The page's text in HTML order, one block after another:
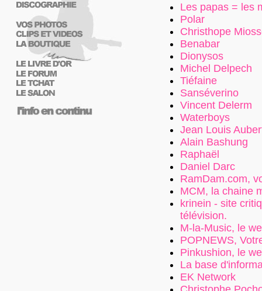
Les papas = les
Polar
Christhope
Benabar
Dionysos
Michel Delpech
Tiéfaine
Sanséverino
Vincent Delerm
Waterboys
Jean Louis
Alain Bashung
Raphaël
Daniel Darc
RamDam.com,
MCM, la chaine
krinein - site
télévision.
M-la-Music, le
POPNEWS,
Pinkushion, le
La base
EK Network